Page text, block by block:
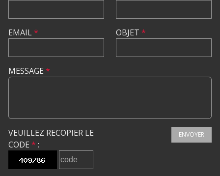
EMAIL* OBJET *
MESSAGE *
VEUILLEZ RECOPIER LE
CODE * :
ENVOYER